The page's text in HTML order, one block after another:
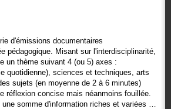
d'émissions documentaires
pédagogique. Misant sur l'interdisciplinarité,
un thème suivant 4 (ou 5) axes :
quotidienne), sciences et techniques, arts
sujets (en moyenne de 2 à 6 minutes)
réflexion concise mais néanmoins fouillée.
une somme d'information riches et variées …